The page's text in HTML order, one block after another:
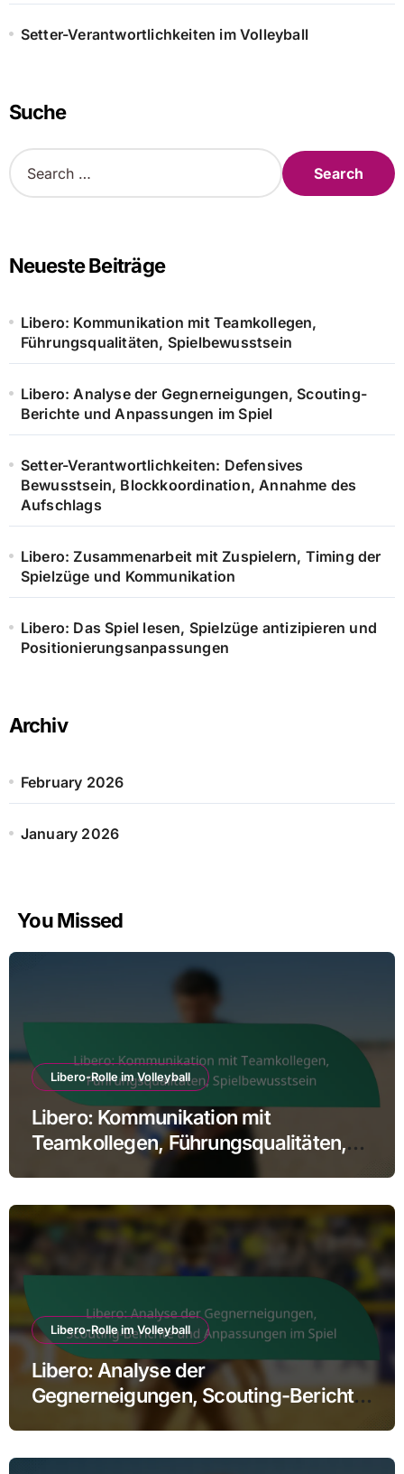
Setter-Verantwortlichkeiten im Volleyball
Suche
S
e
h
f
r
Neueste Beiträge
Libero: Kommunikation mit Teamkollegen,
Führungsqualitäten, Spielbewusstsein
Libero: Analyse der Gegnerneigungen, Scouting-
Berichte und Anpassungen im Spiel
Setter-Verantwortlichkeiten: Defensives
Bewusstsein, Blockkoordination, Annahme des
Aufschlags
Libero: Zusammenarbeit mit Zuspielern, Timing der
Spielzüge und Kommunikation
Libero: Das Spiel lesen, Spielzüge antizipieren und
Positionierungsanpassungen
Archiv
February 2026
January 2026
You Missed
Libero-Rolle im Volleyball
Libero: Kommunikation mit
Teamkollegen, Führungsqualitäten,
Libero-Rolle im Volleyball
Libero: Analyse der
Gegnerneigungen, Scouting-Berichte
und Anpassungen im Spiel